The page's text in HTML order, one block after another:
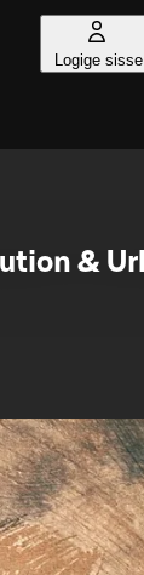
Logige sisse
&